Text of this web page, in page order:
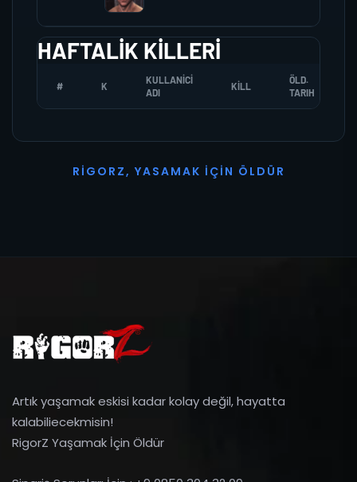
HAFTALIK KILLERI
# K
KULLANICI
ADI
KILL
ÖLD.
TARIH
R I G O R Z, YASAMAK İ ÇI N Ö L D Ü R
Artık yaşamak eskisi kadar kolay değil, hayatta
kalabiliecekmisin!
RigorZ Yaşamak İçin Öldür